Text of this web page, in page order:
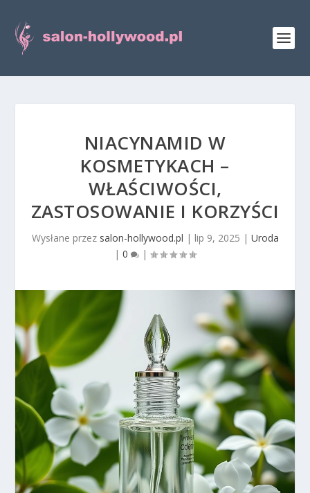
NIACYNAMID W
KOSMETYKACH –
WŁAŚCIWOŚCI,
ZASTOSOWANIE I KORZYŚCI
Wysłane przez salon-hollywood.pl | lip 9, 2025 | Uroda
| 0 |